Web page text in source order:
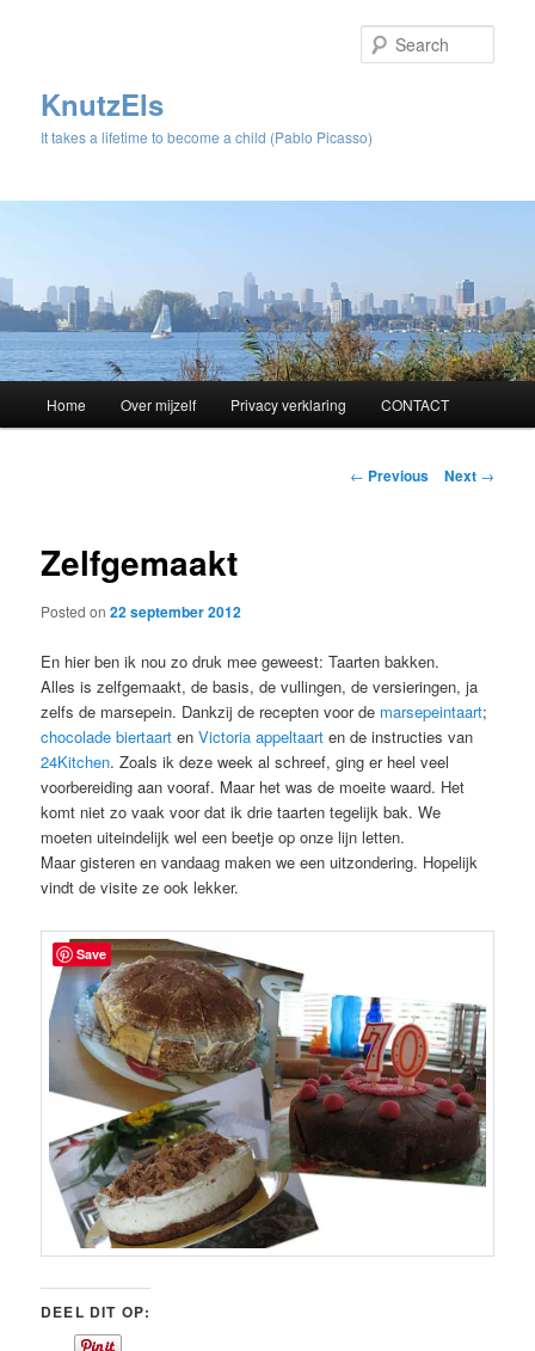
KnutzEls
It takes a lifetime to become a child (Pablo Picasso)
Skip
content
Home Over mijzelf Privacy verklaring CONTACT
Post
← Previous Next →
Zelfgemaakt
Posted on22 september 2012
En hier ben ik nou zo druk mee geweest: Taarten bakken.
Alles is zelfgemaakt, de basis, de vullingen, de versieringen, ja
zelfs de marsepein. Dankzij de recepten voor de marsepeintaart;
chocolade biertaart enVictoria appeltaart en de instructies van
24Kitchen. Zoals ik deze week al schreef, ging er heel veel
voorbereiding aan vooraf. Maar het was de moeite waard. Het
komt niet zo vaak voor dat ik drie taarten tegelijk bak. We
moeten uiteindelijk wel een beetje op onze lijn letten.
Maar gisteren en vandaag maken we een uitzondering. Hopelijk
vindt de visite ze ook lekker.
DEEL DIT OP:
Save